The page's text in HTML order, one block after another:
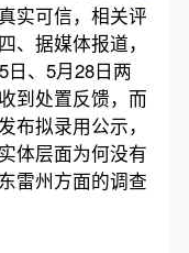
实可信，相关评
、据媒体报道，
日、5月28日两
到处置反馈，而
布拟录用公示，
体层面为何没有
雷州方面的调查